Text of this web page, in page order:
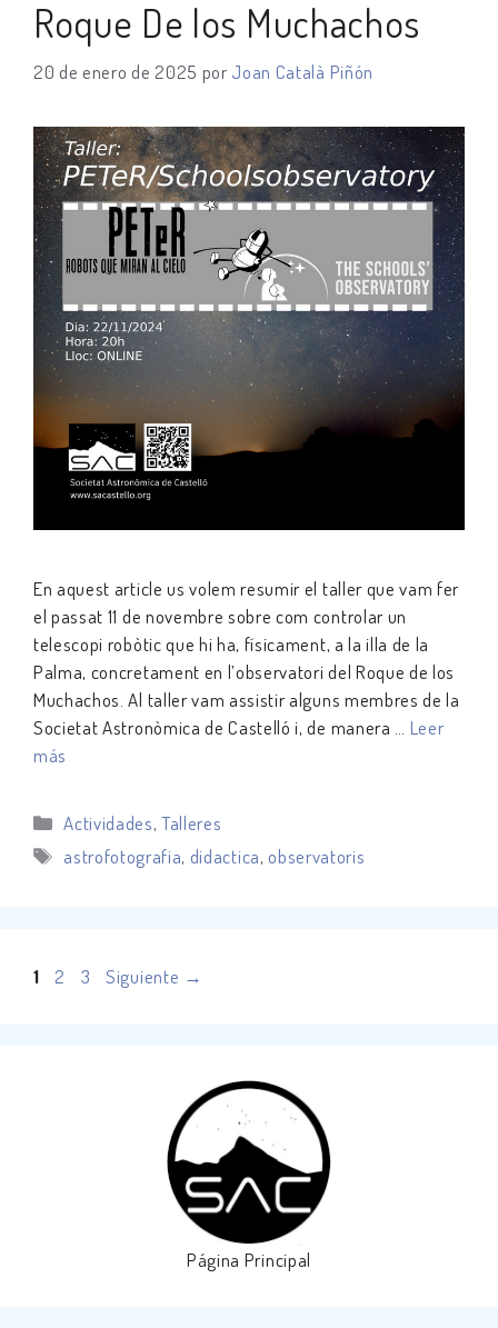
Roque De los Muchachos
20 de enero de 2025 por Joan Català Piñón
En aquest article us volem resumir el taller que vam fer
el passat 11 de novembre sobre com controlar un
telescopi robòtic que hi ha, físicament, a la illa de la
Palma, concretament en l’observatori del Roque de los
Muchachos. Al taller vam assistir alguns membres de la
Societat Astronòmica de Castelló i, de manera … Leer
más
Categorías
Actividades,Talleres
Etiquetas
astrofotografia, didactica, observatoris
Página
1 Página
2 Página
3 Siguiente →
Página Principal